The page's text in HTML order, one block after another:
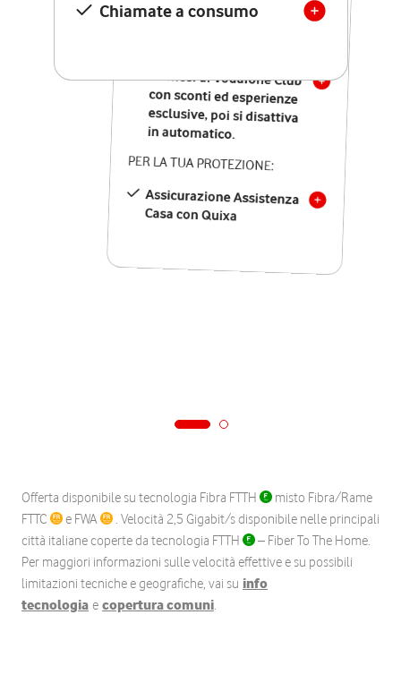
Chiamate a consumo
nazionali
12 mesi di Vodafone Club
con sconti ed esperienze
esclusive, poi si disattiva
in automatico.
PER LA TUA PROTEZIONE:
Assicurazione Assistenza
Casa con Quixa
Offerta disponibile su tecnologia Fibra FTTH
misto Fibra/Rame
FTTC
e FWA
. Velocità 2,5 Gigabit/s disponibile nelle principali
città italiane coperte da tecnologia FTTH
– Fiber To The Home.
Per maggiori informazioni sulle velocità effettive e su possibili
limitazioni tecniche e geografiche, vai su info
tecnologia e copertura comuni.